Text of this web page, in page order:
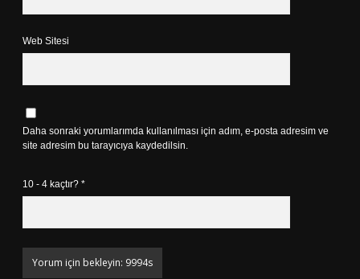
Web Sitesi
Daha sonraki yorumlarımda kullanılması için adım, e-posta adresim ve
site adresim bu tarayıcıya kaydedilsin.
10 - 4 kaçtır? *